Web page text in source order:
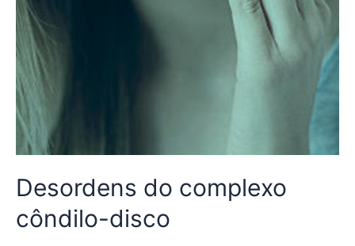
Desordens do complexo
côndilo-disco